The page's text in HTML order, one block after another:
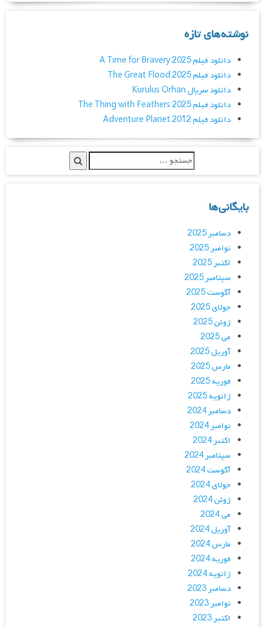
نوشته‌های تازه
دانلود فیلم A Time for Bravery 2025
دانلود فیلم The Great Flood 2025
دانلود سریال Kurulus Orhan
دانلود فیلم The Thing with Feathers 2025
دانلود فیلم Adventure Planet 2012
بایگانی‌ها
دسامبر 2025
نوامبر 2025
اکتبر 2025
سپتامبر 2025
آگوست 2025
جولای 2025
ژوئن 2025
می 2025
آوریل 2025
مارس 2025
فوریه 2025
ژانویه 2025
دسامبر 2024
نوامبر 2024
اکتبر 2024
سپتامبر 2024
آگوست 2024
جولای 2024
ژوئن 2024
می 2024
آوریل 2024
مارس 2024
فوریه 2024
ژانویه 2024
دسامبر 2023
نوامبر 2023
اکتبر 2023